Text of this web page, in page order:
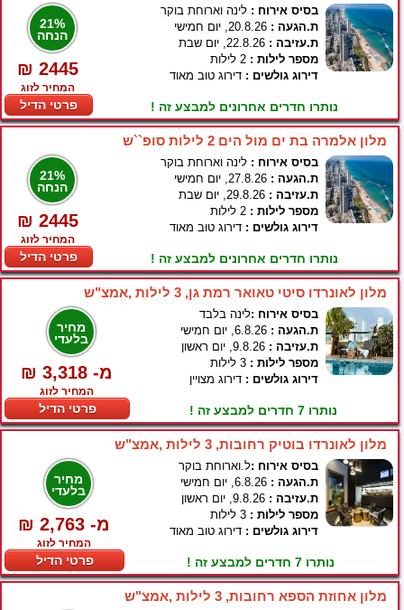
21%
הנחה
₪ 2445
המחיר לזוג
פרטי הדיל
בסיס אירוח : לינה וארוחת בוקר
ת.הגעה :
ת.עזיבה :
מספר לילות :
דירוג גולשים : דירוג טוב מאוד
נותרו חדרים אחרונים למבצע זה !
מלון אלמרה בת ים מול הים 2 לילות סופ``ש
21%
הנחה
₪ 2445
המחיר לזוג
פרטי הדיל
בסיס אירוח : לינה וארוחת בוקר
ת.הגעה :
ת.עזיבה :
מספר לילות :
דירוג גולשים : דירוג טוב מאוד
נותרו חדרים אחרונים למבצע זה !
מלון לאונרדו סיטי טאואר רמת גן, 3 לילות ,אמצ"ש
מחיר
בלעדי
₪ 3,318 -מ
המחיר לזוג
פרטי הדיל
בסיס אירוח :לינה בלבד
ת.הגעה :
ת.עזיבה :
מספר לילות :
דירוג גולשים : דירוג מצויין
נותרו 7 חדרים למבצע זה !
מלון לאונרדו בוטיק רחובות, 3 לילות ,אמצ"ש
מחיר
בלעדי
₪ 2,763 -מ
המחיר לזוג
פרטי הדיל
בסיס אירוח :ל.וארוחת בוקר
ת.הגעה :
ת.עזיבה :
מספר לילות :
דירוג גולשים : דירוג טוב מאוד
נותרו 7 חדרים למבצע זה !
מלון אחוזת הספא רחובות, 3 לילות ,אמצ"ש